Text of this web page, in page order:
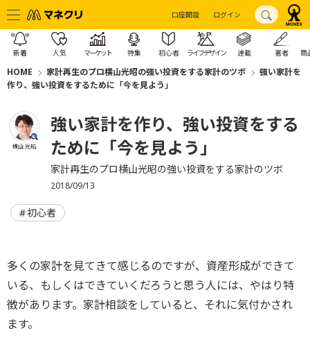
口座開設 ログイン
新着 人気 マーケット 特集 初心者 ライフデザイン 連載 著者 商
HOME 家計再生のプロ横山光昭の強い投資をする家計のツボ
強い家計を
作り、強い投資をするために「今を見よう」
横山 光昭
強い家計を作り、強い投資をする
ために「今を見よう」
家計再生のプロ横山光昭の強い投資をする家計のツボ
2018/09/13
初心者
多くの家計を見てきて感じるのですが、資産形成ができて
いる、もしくはできていくだろうと思う人には、やはり特
徴があります。家計相談をしていると、それに気付かされ
ます。